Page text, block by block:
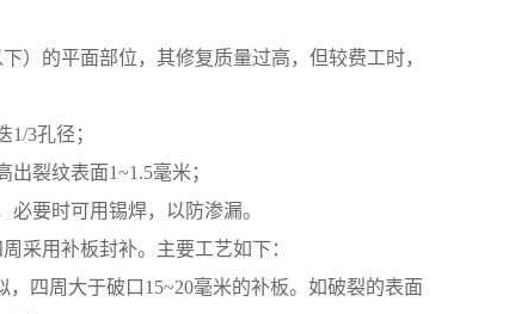
）的平面部位，其修复质量过高，但较费工时，
3孔径；
裂纹表面1~1.5毫米；
要时可用锡焊，以防渗漏。
采用补板封补。主要工艺如下：
，四周大于破口15~20毫米的补板。如破裂的表面